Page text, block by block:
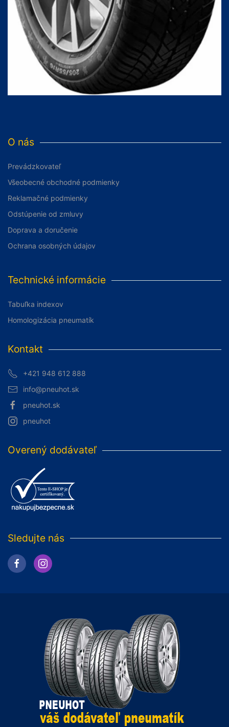
O nás
Prevádzkovateľ
Všeobecné obchodné podmienky
Reklamačné podmienky
Odstúpenie od zmluvy
Doprava a doručenie
Ochrana osobných údajov
Technické informácie
Tabuľka indexov
Homologizácia pneumatík
Kontakt
+421 948 612 888
info@pneuhot.sk
pneuhot.sk
pneuhot
Overený dodávateľ
Sledujte nás